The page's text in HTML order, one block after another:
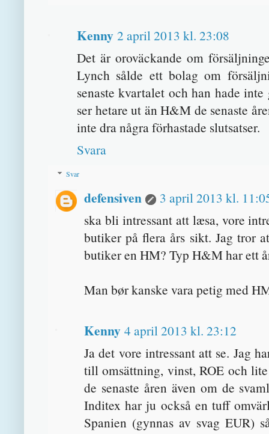
Kenny 2 april 2013 kl. 23:08
Det är oroväckande om
Lynch sålde ett bolag om
senaste kvartalet och han hade
ser hetare ut än H&M de senaste
inte dra några förhastade slutsatser.
Svara
Svar
defensiven
3 april 2013 kl.
ska bli intressant att læsa, vore
butiker på flera års sikt. Jag tror
butiker en HM? Typ H&M har ett
Man bør kanske vara petig med
Kenny 4 april 2013 kl. 23:12
Ja det vore intressant att se. Jag
till omsättning, vinst, ROE och
de senaste åren även om de
Inditex har ju också en tuff
Spanien (gynnas av svag